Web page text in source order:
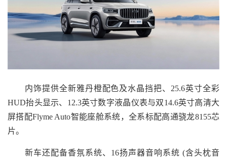
内饰提供全新雅丹橙配色及水晶挡把、25.6英寸全彩
HUD抬头显示、12.3英寸数字液晶仪表与双14.6英寸高清大
屏搭配Flyme Auto智能座舱系统，全系标配高通骁龙8155芯
片。
新车还配备香氛系统、16扬声器音响系统 (含头枕音